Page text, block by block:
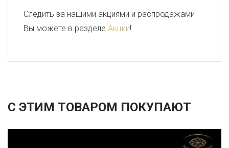
Следить за нашими акциями и распродажами
Вы можете в разделе Акции!
С ЭТИМ ТОВАРОМ ПОКУПАЮТ